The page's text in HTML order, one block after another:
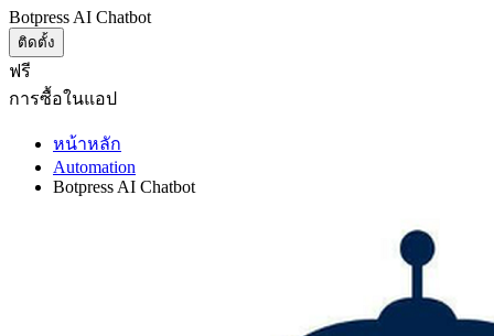
Botpress AI Chatbot
ติดตั้ง
ฟรี
การซื้อในแอป
หน้าหลัก
Automation
Botpress AI Chatbot